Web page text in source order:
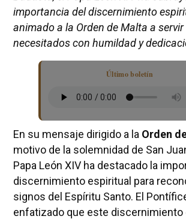
importancia del discernimiento
animado a la Orden de Malta a
necesitados con humildad y
Último boletín
En su mensaje dirigido a la Orden
motivo de la solemnidad de San
Papa León XIV ha destacado la
discernimiento espiritual para
signos del Espíritu Santo. El
enfatizado que este discernimiento